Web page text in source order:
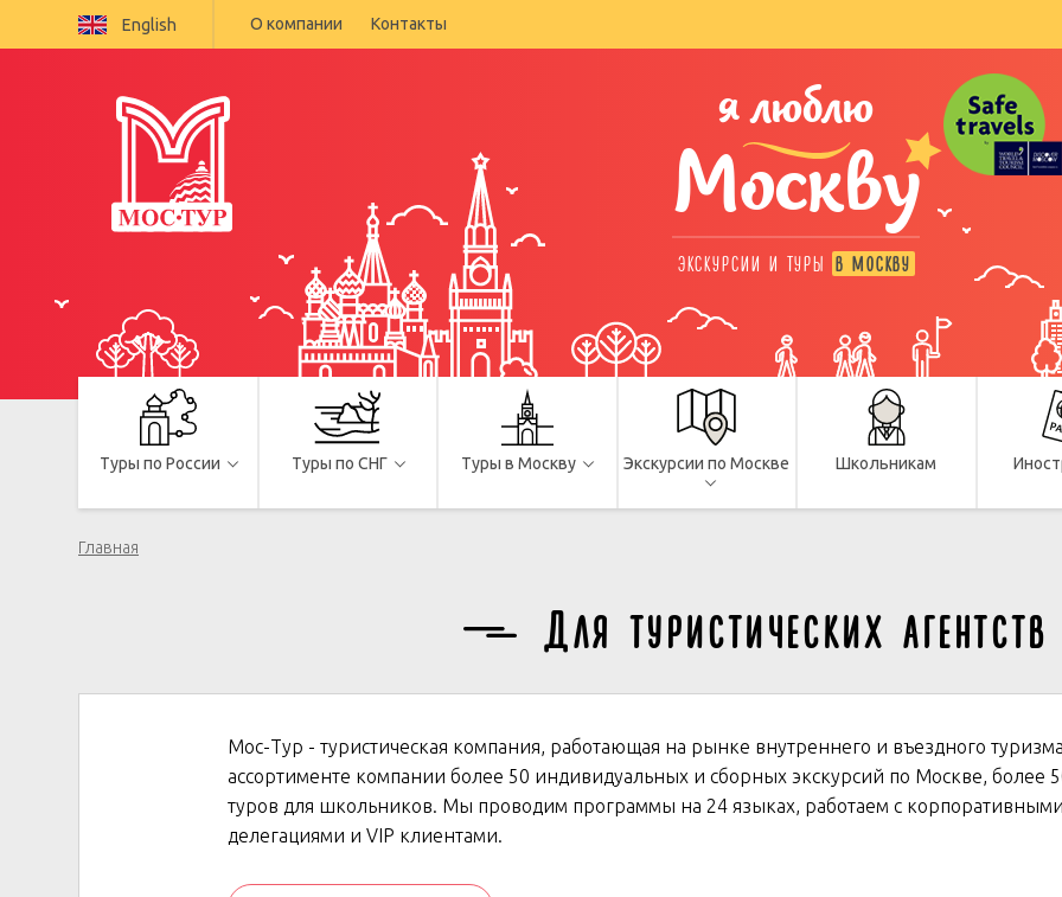
English О компании Контакты
я люблю
Москву
ЭКСКУРСИИ И ТУРЫ В МОСКВУ
Туры по России Туры по СНГ Туры в Москву Экскурсии по Москве Школьникам
Главная
Для туристических агентств
Мос-Тур - туристическая компания, работающая на рынке внутреннего и въездного
ассортименте компании более 50 индивидуальных и сборных экскурсий по Москве, более
туров для школьников. Мы проводим программы на 24 языках, работаем с
делегациями и VIP клиентами.